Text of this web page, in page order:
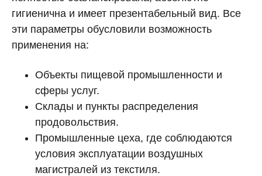
гигиенична и имеет презентабельный вид. Все
эти параметры обусловили возможность
применения на:
Объекты пищевой промышленности и
сферы услуг.
Склады и пункты распределения
продовольствия.
Промышленные цеха, где соблюдаются
условия эксплуатации воздушных
магистралей из текстиля.